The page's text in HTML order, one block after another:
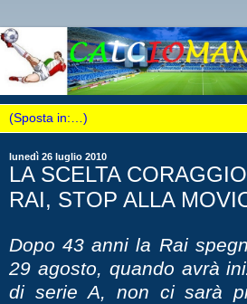
lunedì 26 luglio 2010
LA SCELTA
RAI, STOP ALLA
Dopo 43 anni la Rai
29 agosto, quando avrà
di serie A, non ci sarà